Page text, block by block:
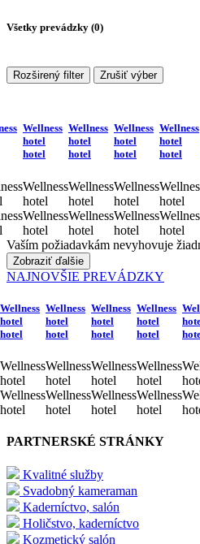
Všetky prevádzky (0)
Rozširený filter Zrušiť výber
Wellness
hotel
hotel
Wellness
hotel
Wellness
hotel
Wellness
hotel
hotel
Wellness
hotel
Wellness
hotel
Wellness
hotel
hotel
Wellness
hotel
Wellness
hotel
Wellness
hotel
hotel
hotel
hotel
Vaším požiadavkám nevyhovuje
Zobraziť ďalšie
NAJNOVŠIE PREVÁDZKY
Wellness
hotel
hotel
Wellness
hotel
Wellness
hotel
Wellness
hotel
hotel
Wellness
hotel
Wellness
hotel
Wellness
hotel
hotel
Wellness
hotel
Wellness
hotel
Wellness
hotel
hotel
Wellness
hotel
Wellness
hotel
PARTNERSKÉ STRÁNKY
Kvalitné služby
Svadobný kameraman
Kaderníctvo, salón
Holičstvo, kaderníctvo
Kozmetický salón